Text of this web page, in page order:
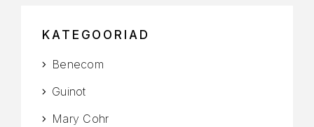
KATEGOORIAD
Benecom
Guinot
Mary Cohr